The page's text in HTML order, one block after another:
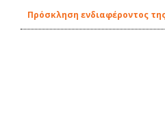
Πρόσκληση ενδιαφέροντος